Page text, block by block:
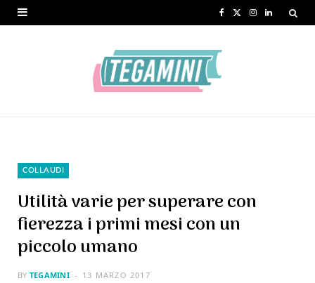
I L
COLLAUDI
Utilità varie per superare con
fierezza i primi mesi con un
piccolo umano
BY TEGAMINI 13 MARZO 2017